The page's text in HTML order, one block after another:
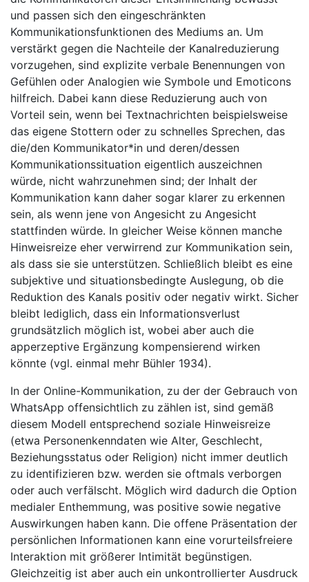
und passen sich den eingeschränkten
Kommunikationsfunktionen des Mediums an. Um
verstärkt gegen die Nachteile der Kanalreduzierung
vorzugehen, sind explizite verbale Benennungen von
Gefühlen oder Analogien wie Symbole und Emoticons
hilfreich. Dabei kann diese Reduzierung auch von
Vorteil sein, wenn bei Textnachrichten beispielsweise
das eigene Stottern oder zu schnelles Sprechen, das
die/den Kommunikator*in und deren/dessen
Kommunikationssituation eigentlich auszeichnen
würde, nicht wahrzunehmen sind; der Inhalt der
Kommunikation kann daher sogar klarer zu erkennen
sein, als wenn jene von Angesicht zu Angesicht
stattfinden würde. In gleicher Weise können manche
Hinweisreize eher verwirrend zur Kommunikation sein,
als dass sie sie unterstützen. Schließlich bleibt es eine
subjektive und situationsbedingte Auslegung, ob die
Reduktion des Kanals positiv oder negativ wirkt. Sicher
bleibt lediglich, dass ein Informationsverlust
grundsätzlich möglich ist, wobei aber auch die
apperzeptive Ergänzung kompensierend wirken
könnte (vgl. einmal mehr Bühler 1934).
In der Online-Kommunikation, zu der der Gebrauch von
WhatsApp offensichtlich zu zählen ist, sind gemäß
diesem Modell entsprechend soziale Hinweisreize
(etwa Personenkenndaten wie Alter, Geschlecht,
Beziehungsstatus oder Religion) nicht immer deutlich
zu identifizieren bzw. werden sie oftmals verborgen
oder auch verfälscht. Möglich wird dadurch die Option
medialer Enthemmung, was positive sowie negative
Auswirkungen haben kann. Die offene Präsentation der
persönlichen Informationen kann eine vorurteilsfreiere
Interaktion mit größerer Intimität begünstigen.
Gleichzeitig ist aber auch ein unkontrollierter Ausdruck